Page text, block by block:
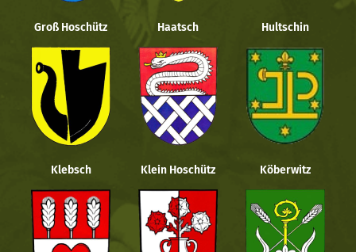
Groß Hoschütz Haatsch Hultschin
Klebsch Klein Hoschütz Köberwitz